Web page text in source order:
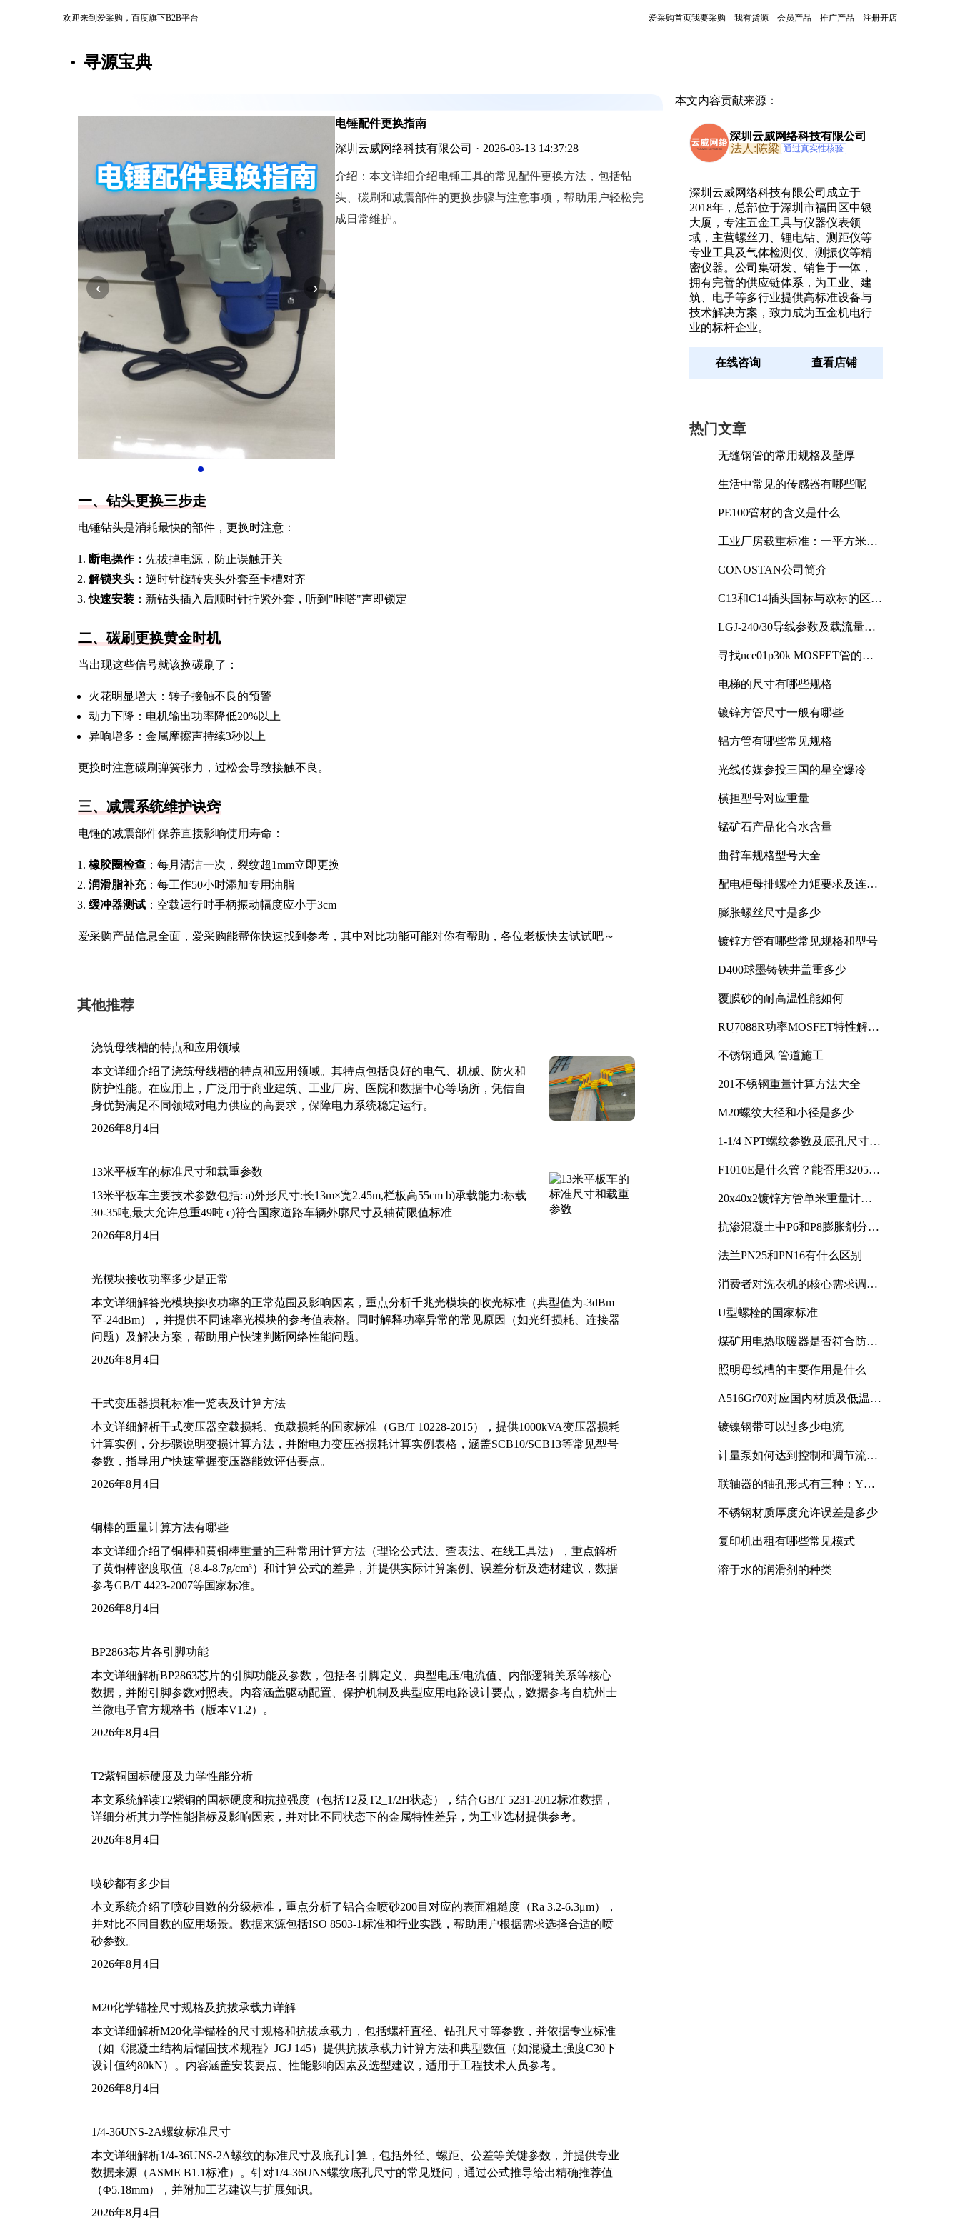
欢迎来到爱采购，百度旗下B2B平台 爱采购首页我要采购 我有货源 会员产品 推广产品 注册开店
寻源宝典
‹ ›
电锤配件更换指南
深圳云威网络科技有限公司 · 2026-03-13 14:37:28
介绍： 本文详细介绍电锤工具的常见配件更换方法，包括钻
头、碳刷和减震部件的更换步骤与注意事项，帮助用户轻松完
成日常维护。
一、钻头更换三步走
电锤钻头是消耗最快的部件，更换时注意：
断电操作：先拔掉电源，防止误触开关
解锁夹头 ：逆时针旋转夹头外套至卡槽对齐
快速安装 ：新钻头插入后顺时针拧紧外套，听到"咔嗒"声即锁定
二、碳刷更换黄金时机
当出现这些信号就该换碳刷了：
火花明显增大：转子接触不良的预警
动力下降：电机输出功率降低20%以上
异响增多：金属摩擦声持续3秒以上
更换时注意碳刷弹簧张力，过松会导致接触不良。
三、减震系统维护诀窍
电锤的减震部件保养直接影响使用寿命：
橡胶圈检查 ：每月清洁一次，裂纹超1mm立即更换
润滑脂补充：每工作50小时添加专用油脂
缓冲器测试 ：空载运行时手柄振动幅度应小于3cm
爱采购产品信息全面，爱采购能帮你快速找到参考，其中对比功能可能对你有帮助，各位老板快去试试吧～
其他推荐
浇筑母线槽的特点和应用领域
本文详细介绍了浇筑母线槽的特点和应用领域。其特点包括良好的电气、机械、防火和
防护性能。在应用上，广泛用于商业建筑、工业厂房、医院和数据中心等场所，凭借自
身优势满足不同领域对电力供应的高要求，保障电力系统稳定运行。
2026年8月4日
13米平板车的标准尺寸和载重参数
13米平板车主要技术参数包括: a)外形尺寸:长13m×宽2.45m,栏板高55cm b)承载能力:标载
30-35吨,最大允许总重49吨 c)符合国家道路车辆外廓尺寸及轴荷限值标准
2026年8月4日
光模块接收功率多少是正常
本文详细解答光模块接收功率的正常范围及影响因素，重点分析千兆光模块的收光标准（典型值为-3dBm
至-24dBm），并提供不同速率光模块的参考值表格。同时解释功率异常的常见原因（如光纤损耗、连接器
问题）及解决方案，帮助用户快速判断网络性能问题。
2026年8月4日
干式变压器损耗标准一览表及计算方法
本文详细解析干式变压器空载损耗、负载损耗的国家标准（GB/T 10228-2015），提供1000kVA变压器损耗
计算实例，分步骤说明变损计算方法，并附电力变压器损耗计算实例表格，涵盖SCB10/SCB13等常见型号
参数，指导用户快速掌握变压器能效评估要点。
2026年8月4日
铜棒的重量计算方法有哪些
本文详细介绍了铜棒和黄铜棒重量的三种常用计算方法（理论公式法、查表法、在线工具法），重点解析
了黄铜棒密度取值（8.4-8.7g/cm³）和计算公式的差异，并提供实际计算案例、误差分析及选材建议，数据
参考GB/T 4423-2007等国家标准。
2026年8月4日
BP2863芯片各引脚功能
本文详细解析BP2863芯片的引脚功能及参数，包括各引脚定义、典型电压/电流值、内部逻辑关系等核心
数据，并附引脚参数对照表。内容涵盖驱动配置、保护机制及典型应用电路设计要点，数据参考自杭州士
兰微电子官方规格书（版本V1.2）。
2026年8月4日
T2紫铜国标硬度及力学性能分析
本文系统解读T2紫铜的国标硬度和抗拉强度（包括T2及T2_1/2H状态），结合GB/T 5231-2012标准数据，
详细分析其力学性能指标及影响因素，并对比不同状态下的金属特性差异，为工业选材提供参考。
2026年8月4日
喷砂都有多少目
本文系统介绍了喷砂目数的分级标准，重点分析了铝合金喷砂200目对应的表面粗糙度（Ra 3.2-6.3μm），
并对比不同目数的应用场景。数据来源包括ISO 8503-1标准和行业实践，帮助用户根据需求选择合适的喷
砂参数。
2026年8月4日
M20化学锚栓尺寸规格及抗拔承载力详解
本文详细解析M20化学锚栓的尺寸规格和抗拔承载力，包括螺杆直径、钻孔尺寸等参数，并依据专业标准
（如《混凝土结构后锚固技术规程》JGJ 145）提供抗拔承载力计算方法和典型数值（如混凝土强度C30下
设计值约80kN）。内容涵盖安装要点、性能影响因素及选型建议，适用于工程技术人员参考。
2026年8月4日
1/4-36UNS-2A螺纹标准尺寸
本文详细解析1/4-36UNS-2A螺纹的标准尺寸及底孔计算，包括外径、螺距、公差等关键参数，并提供专业
数据来源（ASME B1.1标准）。针对1/4-36UNS螺纹底孔尺寸的常见疑问，通过公式推导给出精确推荐值
（Φ5.18mm），并附加工艺建议与扩展知识。
2026年8月4日
本文内容贡献来源：
深圳云威网络科技有限公司
法人:陈梁 通过真实性核验
深圳云威网络科技有限公司成立于
2018年，总部位于深圳市福田区中银
大厦，专注五金工具与仪器仪表领
域，主营螺丝刀、锂电钻、测距仪等
专业工具及气体检测仪、测振仪等精
密仪器。公司集研发、销售于一体，
拥有完善的供应链体系，为工业、建
筑、电子等多行业提供高标准设备与
技术解决方案，致力成为五金机电行
业的标杆企业。
在线咨询 查看店铺
热门文章
无缝钢管的常用规格及壁厚
生活中常见的传感器有哪些呢
PE100管材的含义是什么
工业厂房载重标准：一平方米能
CONOSTAN公司简介
C13和C14插头国标与欧标的区别
LGJ-240/30导线参数及载流量解
寻找nce01p30k MOSFET管的合
电梯的尺寸有哪些规格
镀锌方管尺寸一般有哪些
铝方管有哪些常见规格
光线传媒参投三国的星空爆冷
横担型号对应重量
锰矿石产品化合水含量
曲臂车规格型号大全
配电柜母排螺栓力矩要求及连接
膨胀螺丝尺寸是多少
镀锌方管有哪些常见规格和型号
D400球墨铸铁井盖重多少
覆膜砂的耐高温性能如何
RU7088R功率MOSFET特性解析
不锈钢通风 管道施工
201不锈钢重量计算方法大全
M20螺纹大径和小径是多少
1-1/4 NPT螺纹参数及底孔尺寸详
F1010E是什么管？能否用3205或
20x40x2镀锌方管单米重量计算
抗渗混凝土中P6和P8膨胀剂分别
法兰PN25和PN16有什么区别
消费者对洗衣机的核心需求调研
U型螺栓的国家标准
煤矿用电热取暖器是否符合防爆
照明母线槽的主要作用是什么
A516Gr70对应国内材质及低温冲
镀镍钢带可以过多少电流
计量泵如何达到控制和调节流量
联轴器的轴孔形式有三种：Y
不锈钢材质厚度允许误差是多少
复印机出租有哪些常见模式
溶于水的润滑剂的种类